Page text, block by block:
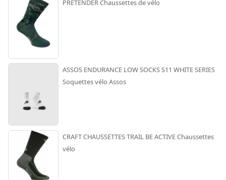
PRETENDER Chaussettes de vélo
ASSOS ENDURANCE LOW SOCKS S11 WHITE SERIES
Soquettes vélo Assos
CRAFT CHAUSSETTES TRAIL BE ACTIVE Chaussettes
vélo